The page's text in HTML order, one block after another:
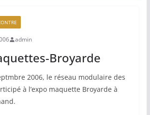
admin
Broyarde
2006, le réseau modulaire des
à l’expo maquette Broyarde à